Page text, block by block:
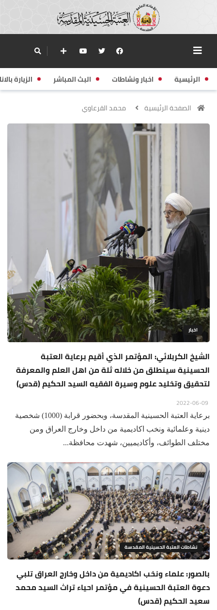
الرئيسية اخبار ونشاطات البث المباشر الزيارة
الصفحة الرئيسية محمد القرعاوي
اخبار
الشيخ الكربلائي: المؤتمر الذي أقيم برعاية العتبة
الحسينية سينطلق من خلاله ثلة من اهل العلم والمعرفة
لتحقيق وتخليد علوم وسيرة الفقيه السيد الحكيم (قدس)
برعاية العتبة الحسينية المقدسة، وبحضور قرابة (1000) شخصية
دينية وعلمائية ونخب اكاديمية من داخل وخارج العراق ومن
مختلف الطوائف، وأكاديميين، شهدت محافظة...
نشاطات العتبة الحسينية المقدسة
بالصور: علماء ونخب اكاديمية من داخل وخارج العراق تلبي
دعوة العتبة الحسينية في مؤتمر احياء تراث السيد محمد
سعيد الحكيم (قدس)